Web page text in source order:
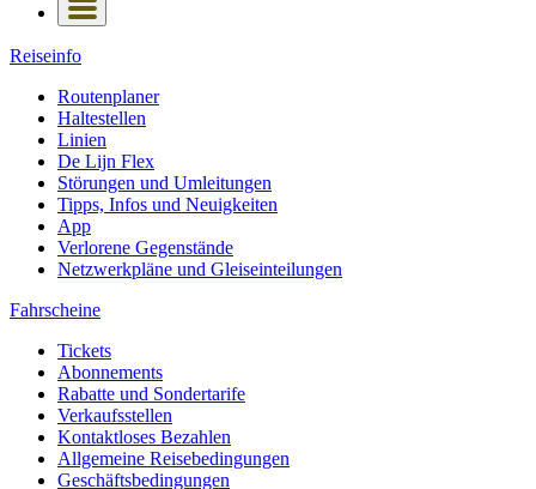
Reiseinfo
Routenplaner
Haltestellen
Linien
De Lijn Flex
Störungen und Umleitungen
Tipps, Infos und Neuigkeiten
App
Verlorene Gegenstände
Netzwerkpläne und Gleiseinteilungen
Fahrscheine
Tickets
Abonnements
Rabatte und Sondertarife
Verkaufsstellen
Kontaktloses Bezahlen
Allgemeine Reisebedingungen
Geschäftsbedingungen